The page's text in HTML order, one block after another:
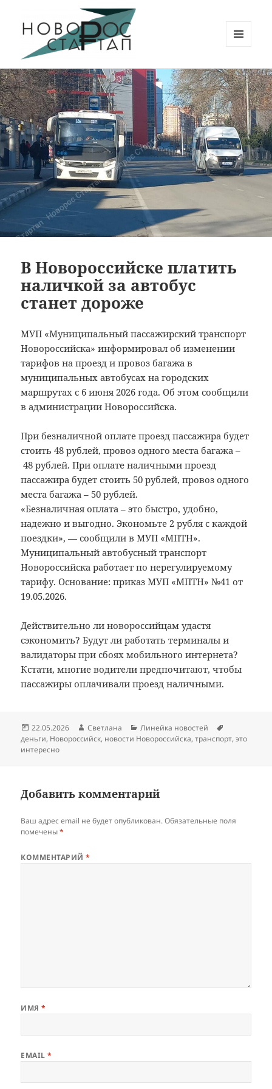
Новорос Стартап
ВИДЖЕТЫ
В Новороссийске платить
наличкой за автобус
станет дороже
МУП «Муниципальный пассажирский транспорт
Новороссийска» информировал об изменении
тарифов на проезд и провоз багажа в
муниципальных автобусах на городских
маршрутах с 6 июня 2026 года. Об этом сообщили
в администрации Новороссийска.
При безналичной оплате проезд пассажира будет
стоить 48 рублей, провоз одного места багажа –
48 рублей. При оплате наличными проезд
пассажира будет стоить 50 рублей, провоз одного
места багажа – 50 рублей.
«Безналичная оплата – это быстро, удобно,
надежно и выгодно. Экономьте 2 рубля с каждой
поездки», — сообщили в МУП «МПТН».
Муниципальный автобусный транспорт
Новороссийска работает по нерегулируемому
тарифу. Основание: приказ МУП «МПТН» №41 от
19.05.2026.
Действительно ли новороссийцам удастя
сэкономить? Будут ли работать терминалы и
валидаторы при сбоях мобильного интернета?
Кстати, многие водители предпочитают, чтобы
пассажиры оплачивали проезд наличными.
Опубликовано
22.05.2026 Автор
Светлана Рубрики
Линейка новостей
деньги, Новороссийск, новости Новороссийска,транспорт,это
интересно
Добавить комментарий
Ваш адрес email не будет опубликован. Обязательные поля
помечены*
КОММЕНТАРИЙ*
ИМЯ*
EMAIL*